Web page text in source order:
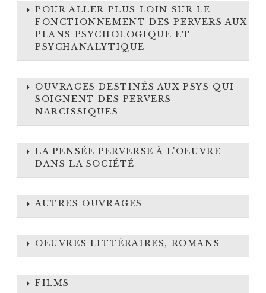
POUR ALLER PLUS LOIN SUR LE
FONCTIONNEMENT DES PERVERS AUX
PLANS PSYCHOLOGIQUE ET
PSYCHANALYTIQUE
OUVRAGES DESTINÉS AUX PSYS QUI
SOIGNENT DES PERVERS
NARCISSIQUES
LA PENSÉE PERVERSE À L'OEUVRE
DANS LA SOCIÉTÉ
AUTRES OUVRAGES
OEUVRES LITTÉRAIRES, ROMANS
FILMS